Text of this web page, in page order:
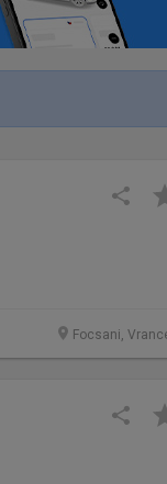
Focsani,